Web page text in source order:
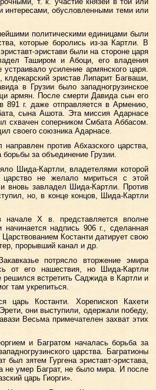
интересами, обусловленными теми или
политическими единицами были
которые боролись из-за Картли. В
эристави были на стороне царя
Таширом и Абоци, его владения
усиление армянского царя.
эристав Липарит Багваши,
в Грузии было западногрузинское
армян. После смерти Давида сын его
891 г. даже отправляется в Армению,
сына Ашота. Эта миссия Адарнасе
схвачен соперником Смбата Аббасом.
своего союзника Адарнасе.
против Абхазского царства,
борьбы за объединение Грузии.
Шида-Картли, владетелями которой
не желало мириться с этой
вновь завладел Шида-Картли. Против
но, в конце концов, Шида-Картли
начале X в. представляется вполне
надпись 906 г., сделанная
Костанти датирует свою
прорывший канал и др.
потрясло вторжение эмира
от его нашествия, но Шида-Картли
встретить Саджида в Картли и
там укрепиться.
царь Костанти. Хорепископ Кахети
они выступили, одержали победу,
Весьма примечателен захват этих
и Багратом началась борьба за
царства. Багратионы
зятем Гургена эриставт-эристава,
не умер Баграт, не было мира. И после
царь Гиорги».